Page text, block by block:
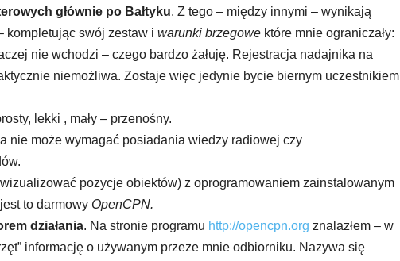
głównie po Bałtyku. Z tego – między innymi – wynikają
kompletując swój zestaw i warunki brzegowe które mnie ograniczały:
nie wchodzi – czego bardzo żałuję. Rejestracja nadajnika na
niemożliwa. Zostaje więc jedynie bycie biernym uczestnikiem
lekki , mały – przenośny.
nie może wymagać posiadania wiedzy radiowej czy
pozycje obiektów) z oprogramowaniem zainstalowanym
to darmowy OpenCPN.
działania. Na stronie programu http://opencpn.org znalazłem – w
informację o używanym przeze mnie odbiorniku. Nazywa się